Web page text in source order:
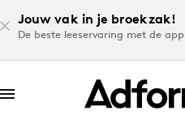
Jouw vak in je broekzak!
De beste leeservaring met de app